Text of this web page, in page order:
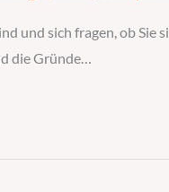
und sich fragen, ob
die Gründe…